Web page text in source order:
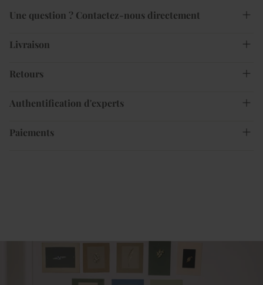
Une question ? Contactez-nous directement
Livraison
Retours
Authentification d'experts
Paiements